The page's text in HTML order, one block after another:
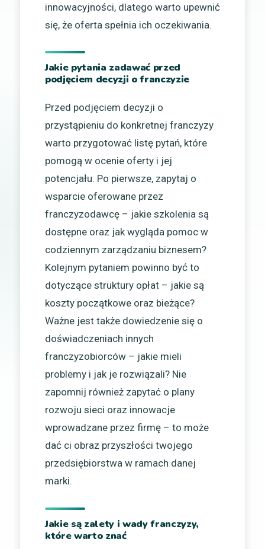
innowacyjności, dlatego warto upewnić
się, że oferta spełnia ich oczekiwania.
Jakie pytania zadawać przed
podjęciem decyzji o franczyzie
Przed podjęciem decyzji o
przystąpieniu do konkretnej franczyzy
warto przygotować listę pytań, które
pomogą w ocenie oferty i jej
potencjału. Po pierwsze, zapytaj o
wsparcie oferowane przez
franczyzodawcę – jakie szkolenia są
dostępne oraz jak wygląda pomoc w
codziennym zarządzaniu biznesem?
Kolejnym pytaniem powinno być to
dotyczące struktury opłat – jakie są
koszty początkowe oraz bieżące?
Ważne jest także dowiedzenie się o
doświadczeniach innych
franczyzobiorców – jakie mieli
problemy i jak je rozwiązali? Nie
zapomnij również zapytać o plany
rozwoju sieci oraz innowacje
wprowadzane przez firmę – to może
dać ci obraz przyszłości twojego
przedsiębiorstwa w ramach danej
marki.
Jakie są zalety i wady franczyzy,
które warto znać